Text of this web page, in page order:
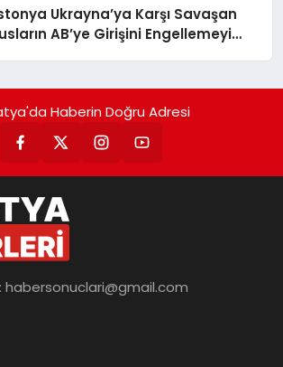
Ukrayna’ya Karşı Savaşan
AB’ye Girişini Engellemeyi
Haberin Doğru Adresi
habersonuclari@gmail.com